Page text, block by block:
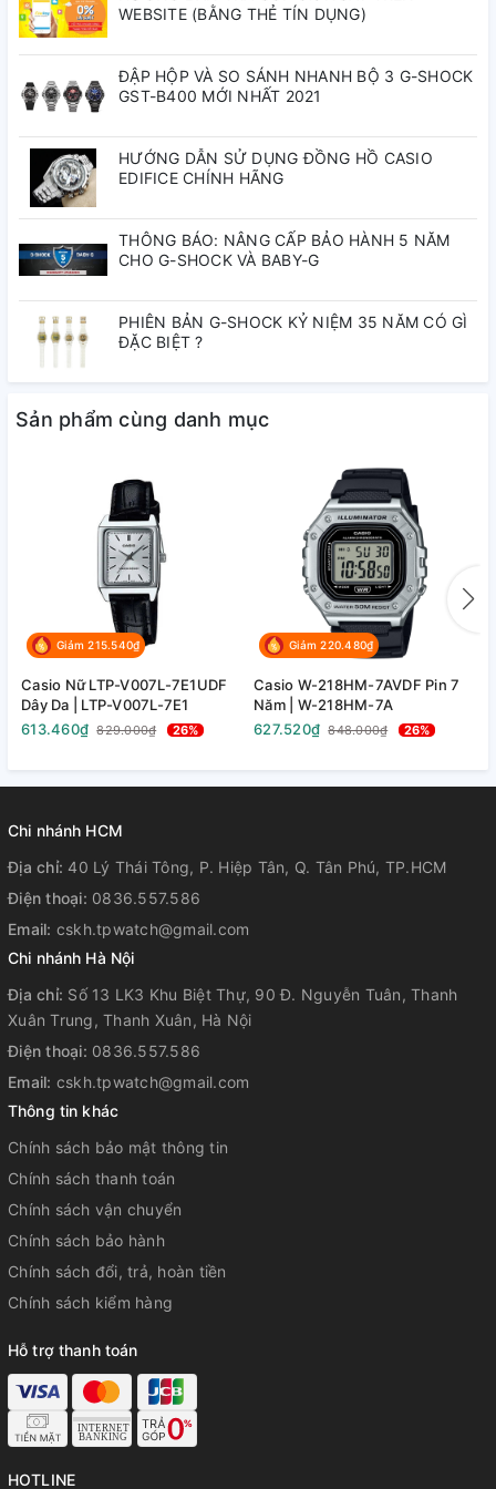
Kích thước vỏ : 43,2×34,4×8,2mm
Tổng trọng lượng : 25g
WEBSITE (BẰNG THẺ TÍN DỤNG)
ĐẬP HỘP VÀ SO SÁNH NHANH BỘ 3 G-SHOCK
GST-B400 MỚI NHẤT 2021
HƯỚNG DẪN SỬ DỤNG ĐỒNG HỒ CASIO
EDIFICE CHÍNH HÃNG
THÔNG BÁO: NÂNG CẤP BẢO HÀNH 5 NĂM
CHO G-SHOCK VÀ BABY-G
PHIÊN BẢN G-SHOCK KỶ NIỆM 35 NĂM CÓ GÌ
ĐẶC BIỆT ?
Sản phẩm cùng danh mục
Giảm 215.540₫
Casio Nữ LTP-V007L-7E1UDF
Dây Da | LTP-V007L-7E1
613.460₫ 829.000₫ 26%
Giảm 220.480₫
Casio W-218HM-7AVDF Pin 7
Năm | W-218HM-7A
627.520₫ 848.000₫ 26%
Chi nhánh HCM
Địa chỉ: 40 Lý Thái Tông, P. Hiệp Tân, Q. Tân Phú, TP.HCM
Điện thoại: 0836.557.586
Email: cskh.tpwatch@gmail.com
Chi nhánh Hà Nội
Địa chỉ: Số 13 LK3 Khu Biệt Thự, 90 Đ. Nguyễn Tuân, Thanh
Xuân Trung, Thanh Xuân, Hà Nội
Điện thoại: 0836.557.586
Email: cskh.tpwatch@gmail.com
Thông tin khác
Chính sách bảo mật thông tin
Chính sách thanh toán
Chính sách vận chuyển
Chính sách bảo hành
Chính sách đổi, trả, hoàn tiền
Chính sách kiểm hàng
Hỗ trợ thanh toán
HOTLINE